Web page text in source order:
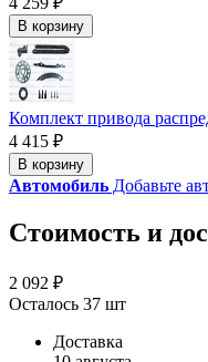
В корзину
Комплект привода
4 415 ₽
В корзину
Автомобиль Добавьте
Стоимость и
2 092 ₽
Осталось 37 шт
Доставка